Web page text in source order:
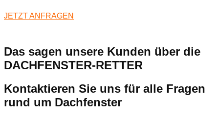
JETZT ANFRAGEN
Das sagen unsere Kunden über die
DACHFENSTER-RETTER
Kontaktieren Sie uns für alle Fragen
rund um Dachfenster